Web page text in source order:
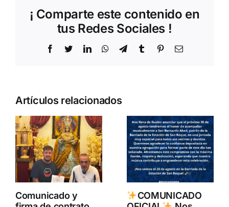
¡ Comparte este contenido en
tus Redes Sociales !
Facebook
TwitterLinkedInWhatsApp
TelegramTumblrPinterestCorreo
Artículos relacionados
Comunicado y
COMUNICADO